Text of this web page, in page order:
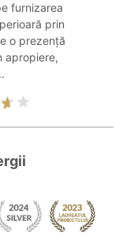
furnizarea
prin
o prezență
apropiere,